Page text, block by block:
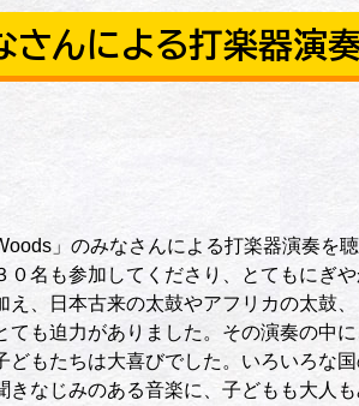
さんによる打楽器演
」のみなさんによる打楽器演奏を
名も参加してくださり、とてもにぎ
、日本古来の太鼓やアフリカの太鼓、
も迫力がありました。その演奏の中に
もたちは大喜びでした。いろいろな
なじみのある音楽に、子どもも大人も